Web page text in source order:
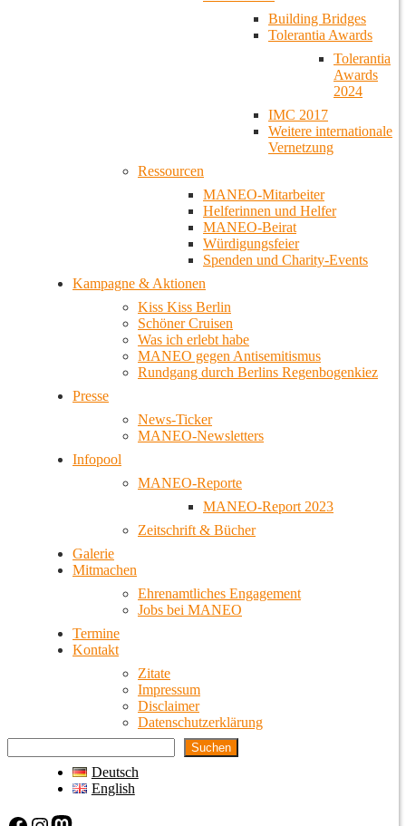
Building Bridges
Tolerantia Awards
Tolerantia
Awards
2024
IMC 2017
Weitere internationale
Vernetzung
Ressourcen
MANEO-Mitarbeiter
Helferinnen und Helfer
MANEO-Beirat
Würdigungsfeier
Spenden und Charity-Events
Kampagne & Aktionen
Kiss Kiss Berlin
Schöner Cruisen
Was ich erlebt habe
MANEO gegen Antisemitismus
Rundgang durch Berlins Regenbogenkiez
Presse
News-Ticker
MANEO-Newsletters
Infopool
MANEO-Reporte
MANEO-Report 2023
Zeitschrift & Bücher
Galerie
Mitmachen
Ehrenamtliches Engagement
Jobs bei MANEO
Termine
Kontakt
Zitate
Impressum
Disclaimer
Datenschutzerklärung
Suchen
Deutsch
English